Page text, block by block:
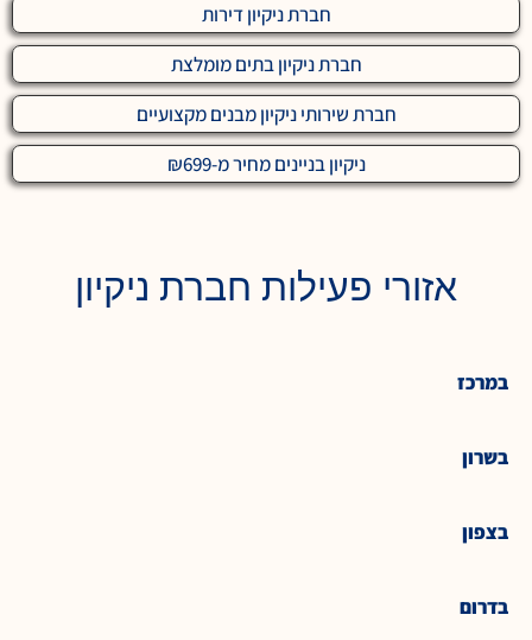
חברת ניקיון דירות
חברת ניקיון בתים מומלצת
חברת שירותי ניקיון מבנים מקצועיים
ניקיון בניינים מחיר מ-₪699
אזורי פעילות חברת ניקיון
במרכז
בשרון
בצפון
בדרום